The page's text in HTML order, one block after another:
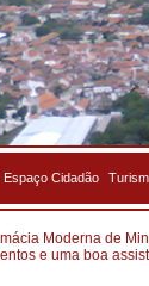
Espaço Cidadão
Moderna de
e uma boa